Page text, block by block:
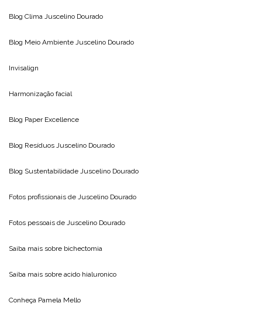
Blog Clima Juscelino Dourado
Blog Meio Ambiente Juscelino Dourado
Invisalign
Harmonização facial
Blog Paper Excellence
Blog Resíduos Juscelino Dourado
Blog Sustentabilidade Juscelino Dourado
Fotos profissionais de Juscelino Dourado
Fotos pessoais de Juscelino Dourado
Saiba mais sobre bichectomia
Saiba mais sobre acido hialuronico
Conheça Pamela Mello